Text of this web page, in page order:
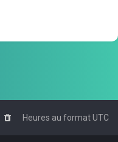
Heures au formatUTC